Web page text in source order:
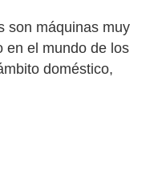
son máquinas muy
en el mundo de los
doméstico,